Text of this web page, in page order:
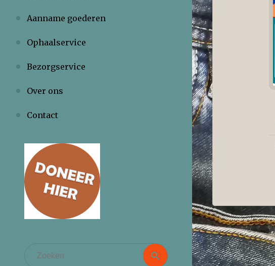
Aanname goederen
Ophaalservice
Bezorgservice
Over ons
Contact
Zoeken
Zoeken